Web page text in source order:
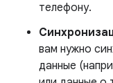
телефону.
вам нужно
данные